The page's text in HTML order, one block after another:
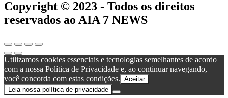
Copyright © 2023 - Todos os direitos
reservados ao AIA 7 NEWS
Utilizamos cookies essenciais e tecnologias semelhantes de acordo
com a nossa Política de Privacidade e, ao continuar navegando,
você concorda com estas condições. Aceitar
Leia nossa política de privacidade